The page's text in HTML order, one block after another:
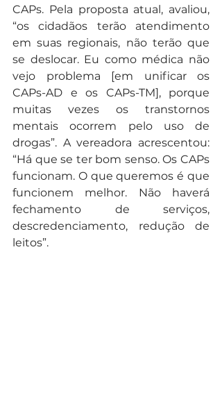
CAPs. Pela proposta atual, avaliou,
“os cidadãos terão atendimento
em suas regionais, não terão que
se deslocar. Eu como médica não
vejo problema [em unificar os
CAPs-AD e os CAPs-TM], porque
muitas vezes os transtornos
mentais ocorrem pelo uso de
drogas”. A vereadora acrescentou:
“Há que se ter bom senso. Os CAPs
funcionam. O que queremos é que
funcionem melhor. Não haverá
fechamento de serviços,
descredenciamento, redução de
leitos”.